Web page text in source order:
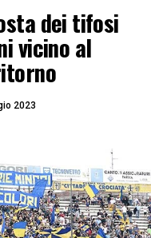
dei tifosi
vicino al
2023